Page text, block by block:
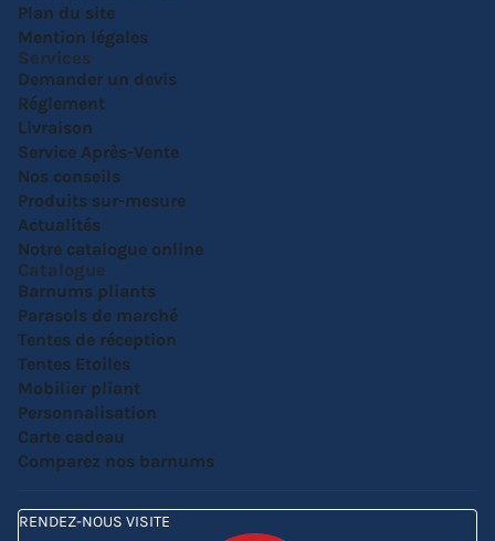
Plan du site
Mention légales
Services
Demander un devis
Réglement
Livraison
Service Après-Vente
Nos conseils
Produits sur-mesure
Actualités
Notre catalogue online
Catalogue
Barnums pliants
Parasols de marché
Tentes de réception
Tentes Etoiles
Mobilier pliant
Personnalisation
Carte cadeau
Comparez nos barnums
RENDEZ-NOUS VISITE